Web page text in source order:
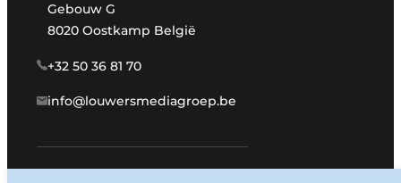
Gebouw G
8020 Oostkamp België
+32 50 36 81 70
info@louwersmediagroep.be